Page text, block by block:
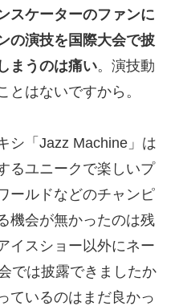
スケーターのファンに
の演技を国際大会で披
まうのは痛い。演技動
とはないですから。
シ「Jazz Machine」は
るユニークで楽しいプ
ールドなどのチャンピ
機会が無かったのは残
イスショー以外にネー
では披露できましたか
ているのはまだ良かっ